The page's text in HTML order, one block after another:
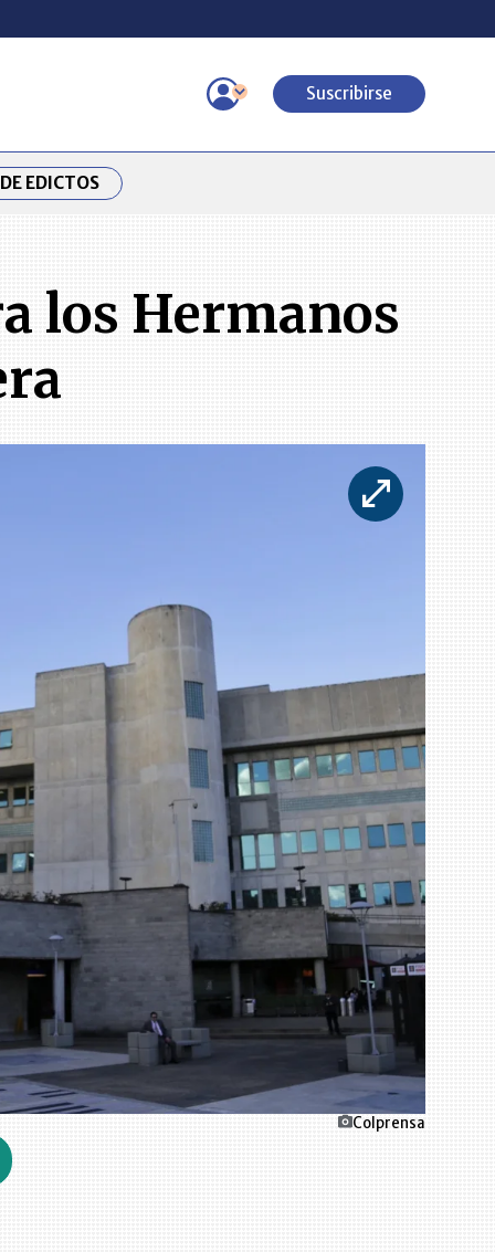
Suscribirse
EDICTOS
los Hermanos
Colprensa